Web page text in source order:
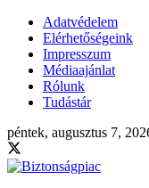
Adatvédelem
Elérhetőségeink
Impresszum
Médiaajánlat
Rólunk
Tudástár
péntek, augusztus 7,